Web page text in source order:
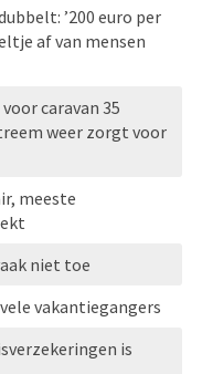
’200 euro per
af van mensen
caravan 35
weer zorgt voor
meeste
niet toe
vakantiegangers
is